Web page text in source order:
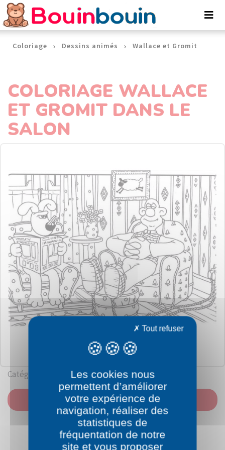
Coloriage Dessins animés Wallace et Gromit
COLORIAGE WALLACE
ET GROMIT DANS LE
SALON
Catégorie: Wallace et Gromit
IMPRIMER
Panneau de gestion des cookies
Les cookies nous
permettent d’améliorer
votre expérience de
navigation, réaliser des
statistiques de
fréquentation de notre
site et vous proposer
Tout refuser